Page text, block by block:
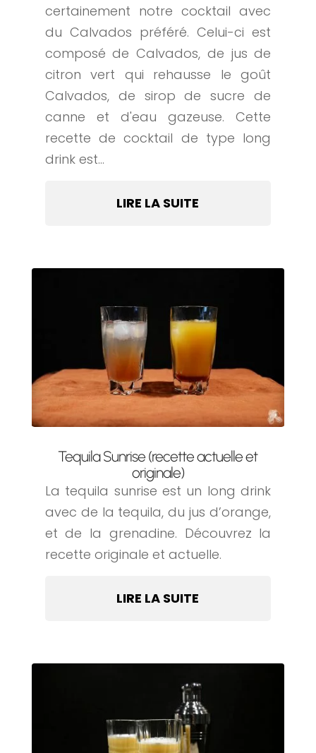
certainement notre cocktail avec
du Calvados préféré. Celui-ci est
composé de Calvados, de jus de
citron vert qui rehausse le goût
Calvados, de sirop de sucre de
canne et d'eau gazeuse. Cette
recette de cocktail de type long
drink est...
LIRE LA SUITE
Tequila Sunrise (recette actuelle et
originale)
La tequila sunrise est un long drink
avec de la tequila, du jus d’orange,
et de la grenadine. Découvrez la
recette originale et actuelle.
LIRE LA SUITE